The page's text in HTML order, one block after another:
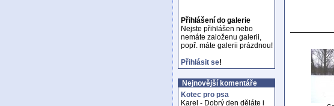
Přihlášení do galerie
Nejste přihlášen nebo
nemáte založenu galerii,
popř. máte galerii prázdnou!
Přihlásit se!
Nejnovější komentáře
Kotec pro psa
Karel - Dobrý den děláte i